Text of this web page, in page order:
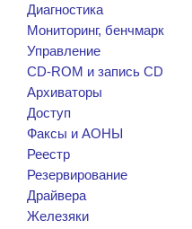
Диагностика
Мониторинг, бенчмарк
Управление
CD-ROM и запись CD
Архиваторы
Доступ
Факсы и АОНЫ
Реестр
Резервирование
Драйвера
Железяки